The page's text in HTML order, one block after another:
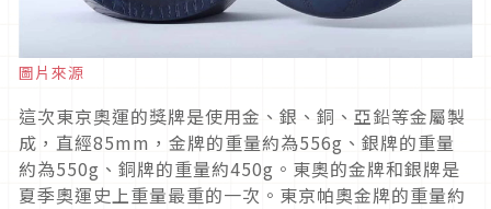
圖片來源
這次東京奧運的獎牌是使用金、銀、銅、亞鉛等金屬製
成，直經85mm，金牌的重量約為556g、銀牌的重量
約為550g、銅牌的重量約450g。東奧的金牌和銀牌是
夏季奧運史上重量最重的一次。東京帕奧金牌的重量約